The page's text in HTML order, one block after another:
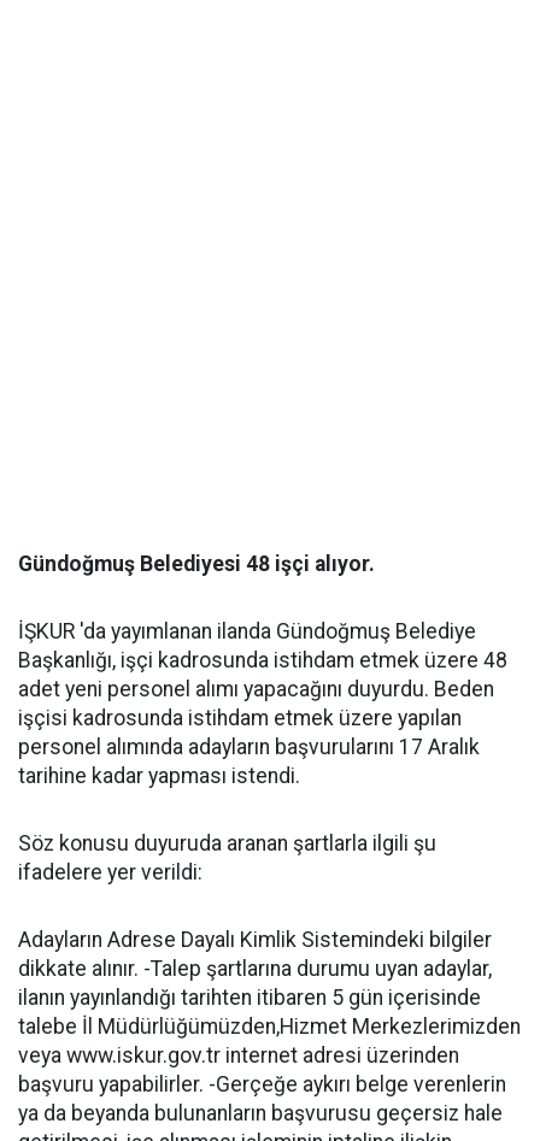
Gündoğmuş Belediyesi 48 işçi alıyor.
İŞKUR 'da yayımlanan ilanda Gündoğmuş Belediye
Başkanlığı, işçi kadrosunda istihdam etmek üzere 48
adet yeni personel alımı yapacağını duyurdu. Beden
işçisi kadrosunda istihdam etmek üzere yapılan
personel alımında adayların başvurularını 17 Aralık
tarihine kadar yapması istendi.
Söz konusu duyuruda aranan şartlarla ilgili şu
ifadelere yer verildi:
Adayların Adrese Dayalı Kimlik Sistemindeki bilgiler
dikkate alınır. -Talep şartlarına durumu uyan adaylar,
ilanın yayınlandığı tarihten itibaren 5 gün içerisinde
talebe İl Müdürlüğümüzden,Hizmet Merkezlerimizden
veya www.iskur.gov.tr internet adresi üzerinden
başvuru yapabilirler. -Gerçeğe aykırı belge verenlerin
ya da beyanda bulunanların başvurusu geçersiz hale